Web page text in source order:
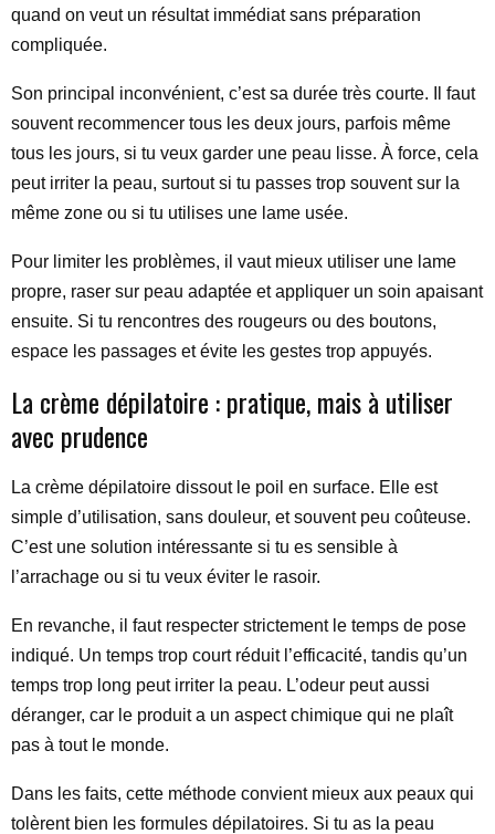
quand on veut un résultat immédiat sans préparation
compliquée.
Son principal inconvénient, c’est sa durée très courte. Il faut
souvent recommencer tous les deux jours, parfois même
tous les jours, si tu veux garder une peau lisse. À force, cela
peut irriter la peau, surtout si tu passes trop souvent sur la
même zone ou si tu utilises une lame usée.
Pour limiter les problèmes, il vaut mieux utiliser une lame
propre, raser sur peau adaptée et appliquer un soin apaisant
ensuite. Si tu rencontres des rougeurs ou des boutons,
espace les passages et évite les gestes trop appuyés.
La crème dépilatoire : pratique, mais à utiliser
avec prudence
La crème dépilatoire dissout le poil en surface. Elle est
simple d’utilisation, sans douleur, et souvent peu coûteuse.
C’est une solution intéressante si tu es sensible à
l’arrachage ou si tu veux éviter le rasoir.
En revanche, il faut respecter strictement le temps de pose
indiqué. Un temps trop court réduit l’efficacité, tandis qu’un
temps trop long peut irriter la peau. L’odeur peut aussi
déranger, car le produit a un aspect chimique qui ne plaît
pas à tout le monde.
Dans les faits, cette méthode convient mieux aux peaux qui
tolèrent bien les formules dépilatoires. Si tu as la peau